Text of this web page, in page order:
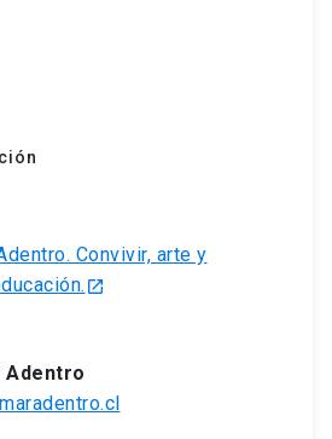
Convivir, arte y
launch
Adentro